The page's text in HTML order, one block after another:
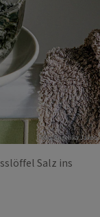
Foto: Angelika Jakob
Salz ins